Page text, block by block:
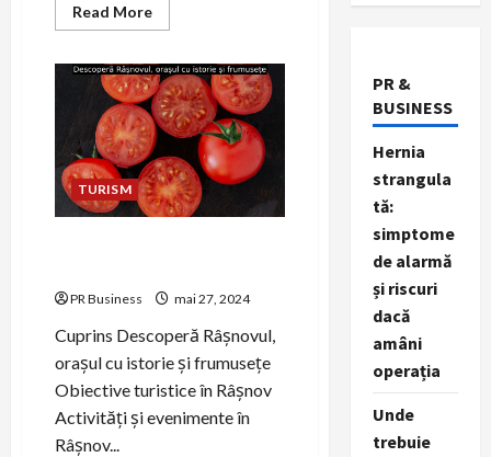
Read MoreRead
more
Frumusețile
Județului
Bistrița-
Năsăud
TURISM
PR Business mai 27, 2024
Cuprins Descoperă Râșnovul,
orașul cu istorie și frumusețe
Obiective turistice în Râșnov
Activități și evenimente în
Râșnov...
PR &
BUSINESS
Hernia
strangula
tă:
simptome
de alarmă
și riscuri
dacă
amâni
operația
Unde
trebuie